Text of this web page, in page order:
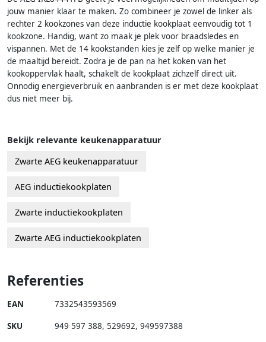
jouw manier klaar te maken. Zo combineer je zowel de linker als
rechter 2 kookzones van deze inductie kookplaat eenvoudig tot 1
kookzone. Handig, want zo maak je plek voor braadsledes en
vispannen. Met de 14 kookstanden kies je zelf op welke manier je
de maaltijd bereidt. Zodra je de pan na het koken van het
kookoppervlak haalt, schakelt de kookplaat zichzelf direct uit.
Onnodig energieverbruik en aanbranden is er met deze kookplaat
dus niet meer bij.
Bekijk relevante keukenapparatuur
Zwarte AEG keukenapparatuur
AEG inductiekookplaten
Zwarte inductiekookplaten
Zwarte AEG inductiekookplaten
Referenties
EAN 7332543593569
SKU 949 597 388, 529692, 949597388